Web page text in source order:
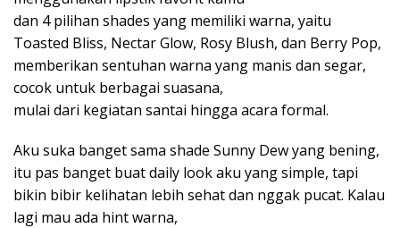
dan 4 pilihan shades yang memiliki warna, yaitu
Toasted Bliss, Nectar Glow, Rosy Blush, dan Berry Pop,
memberikan sentuhan warna yang manis dan segar,
cocok untuk berbagai suasana,
mulai dari kegiatan santai hingga acara formal.
Aku suka banget sama shade Sunny Dew yang bening,
itu pas banget buat daily look aku yang simple, tapi
bikin bibir kelihatan lebih sehat dan nggak pucat. Kalau
lagi mau ada hint warna,